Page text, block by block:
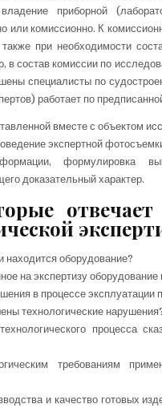
приборной
или комиссионно. К
при необходимости
в состав комиссии по
специалисты по
работает по
вместе с объектом
экспертной
формулировка
доказательный характер.
находится оборудование?
на экспертизу
в процессе эксплуатации
технологические
процесса
требованиям
и качество готовых